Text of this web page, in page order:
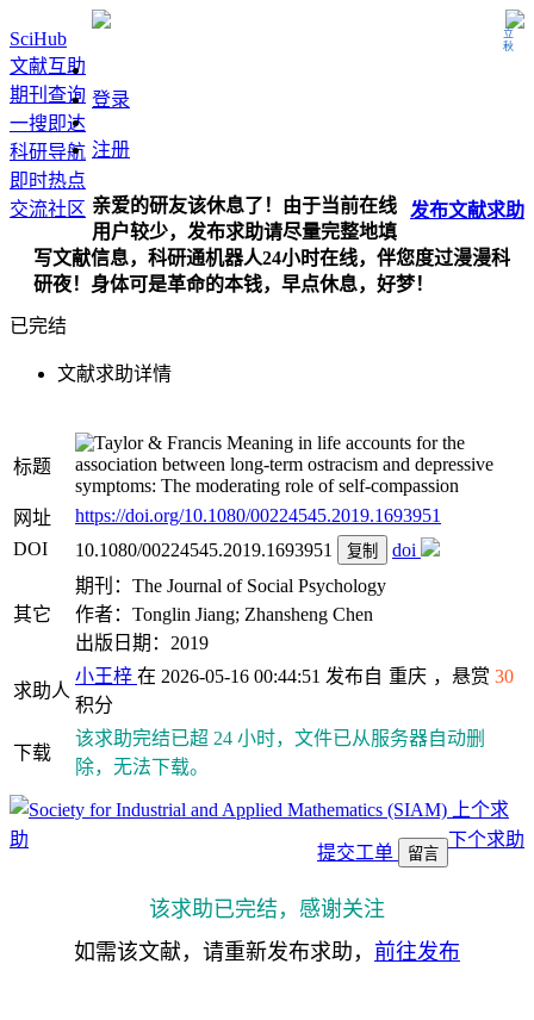
立秋
SciHub
文献互助
期刊查询
一搜即达
科研导航
即时热点
交流社区
登录
注册
发布文献求助
亲爱的研友该休息了！由于当前在线
用户较少，发布求助请尽量完整地填
写文献信息，科研通机器人24小时在线，伴您度过漫漫科
研夜！身体可是革命的本钱，早点休息，好梦！
已完结
文献求助详情
标题
Meaning in life accounts for the
association between long-term ostracism and depressive
symptoms: The moderating role of self-compassion
网址
https://doi.org/10.1080/00224545.2019.1693951
DOI
10.1080/00224545.2019.1693951 复制 doi
其它
期刊：The Journal of Social Psychology
作者：Tonglin Jiang; Zhansheng Chen
出版日期：2019
求助人
小王梓 在 2026-05-16 00:44:51 发布自 重庆 ，悬赏 30
积分
下载
该求助完结已超 24 小时，文件已从服务器自动删
除，无法下载。
上个求
助
下个求助
提交工单 留言
该求助已完结，感谢关注
如需该文献，请重新发布求助， 前往发布